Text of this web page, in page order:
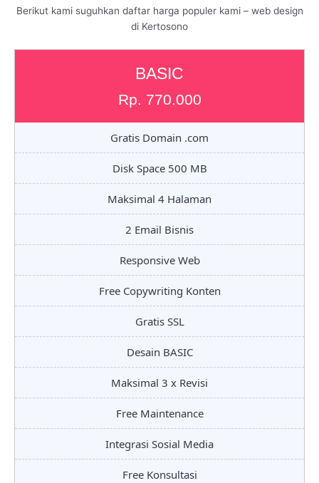
Berikut kami suguhkan daftar harga populer kami – web design
di Kertosono
BASIC
Rp. 770.000
Gratis Domain .com
Disk Space 500 MB
Maksimal 4 Halaman
2 Email Bisnis
Responsive Web
Free Copywriting Konten
Gratis SSL
Desain BASIC
Maksimal 3 x Revisi
Free Maintenance
Integrasi Sosial Media
Free Konsultasi